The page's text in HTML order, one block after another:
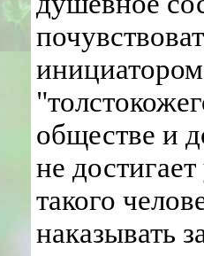
обществе и
не
такого
наказывать